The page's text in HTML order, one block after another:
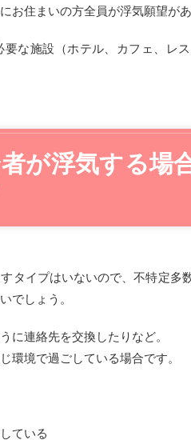
お住まいの方全員が浮気願望が
な施設（ホテル、カフェ、レ
が浮気する場
タイプはいないので、不特定多
でしょう。
に連絡先を交換したりなど。
環境で過ごしている場合です。
ている